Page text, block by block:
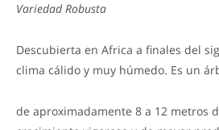
Variedad Robusta
Descubierta en Africa a finales del
clima cálido y muy húmedo. Es un
de aproximadamente 8 a 12 metros